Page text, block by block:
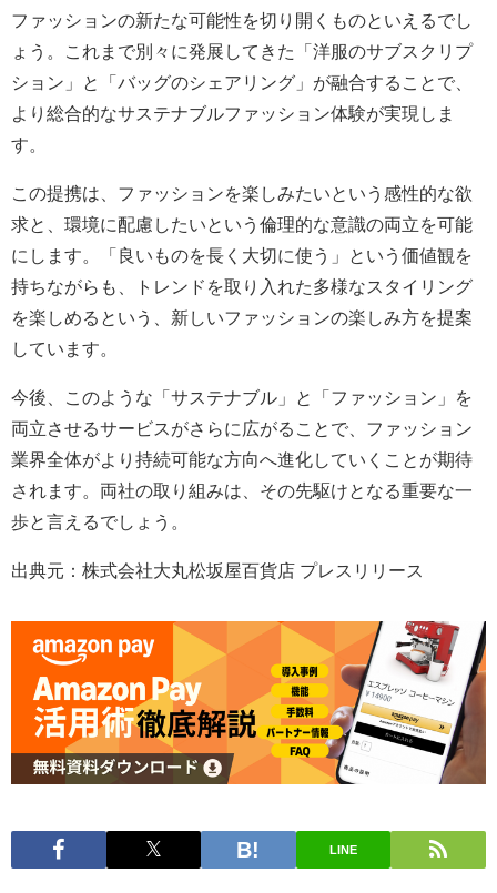
ファッションの新たな可能性を切り開くものといえるでし
ょう。これまで別々に発展してきた「洋服のサブスクリプ
ション」と「バッグのシェアリング」が融合することで、
より総合的なサステナブルファッション体験が実現しま
す。
この提携は、ファッションを楽しみたいという感性的な欲
求と、環境に配慮したいという倫理的な意識の両立を可能
にします。「良いものを長く大切に使う」という価値観を
持ちながらも、トレンドを取り入れた多様なスタイリング
を楽しめるという、新しいファッションの楽しみ方を提案
しています。
今後、このような「サステナブル」と「ファッション」を
両立させるサービスがさらに広がることで、ファッション
業界全体がより持続可能な方向へ進化していくことが期待
されます。両社の取り組みは、その先駆けとなる重要な一
歩と言えるでしょう。
出典元：株式会社大丸松坂屋百貨店 プレスリリース
LINE